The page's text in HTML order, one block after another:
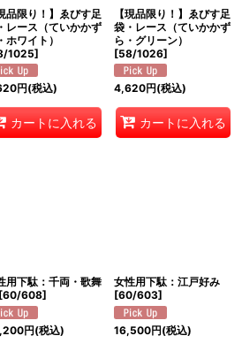
品限り！】ゑびす足
レース（ていかかず
ホワイト）
1025]
円(税込)
カートに入れる
【現品限り！】ゑびす足
袋・レース（ていかかず
ら・グリーン）
[58/1026]
4,620円(税込)
カートに入れる
用下駄：千両・歌舞
[60/608]
円(税込)
女性用下駄：江戸好み
[60/603]
16,500円(税込)